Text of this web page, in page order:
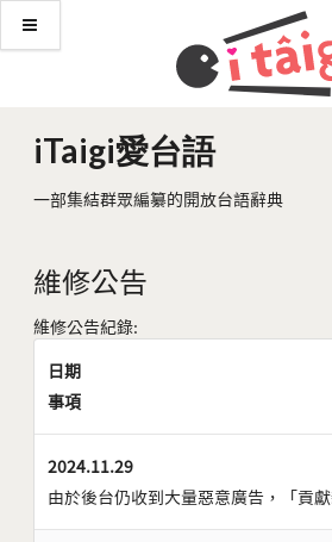
iTaigi愛台語
一部集結群眾編纂的開放台語辭典
維修公告
維修公告紀錄:
日期
事項
2024.11.29
由於後台仍收到大量惡意廣告，「貢